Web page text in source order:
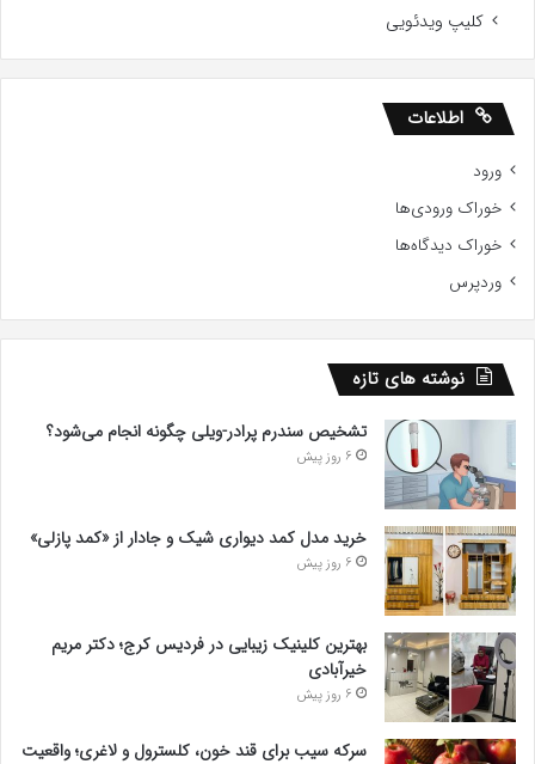
کلیپ ویدئویی
اطلاعات
ورود
خوراک ورودی‌ها
خوراک دیدگاه‌ها
وردپرس
نوشته های تازه
تشخیص سندرم پرادر-ویلی چگونه انجام می‌شود؟
6 روز پیش
خرید مدل کمد دیواری شیک و جادار از «کمد پازلی»
6 روز پیش
بهترین کلینیک زیبایی در فردیس کرج؛ دکتر مریم
خیرآبادی
6 روز پیش
سرکه سیب برای قند خون، کلسترول و لاغری؛ واقعیت